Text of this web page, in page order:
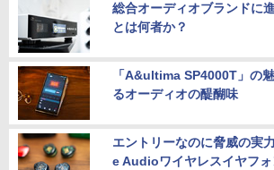
総合オーディオブランドに
とは何者か？
「A&ultima SP4000T」の
るオーディオの醍醐味
エントリーなのに脅威の実
e Audioワイヤレスイヤフ